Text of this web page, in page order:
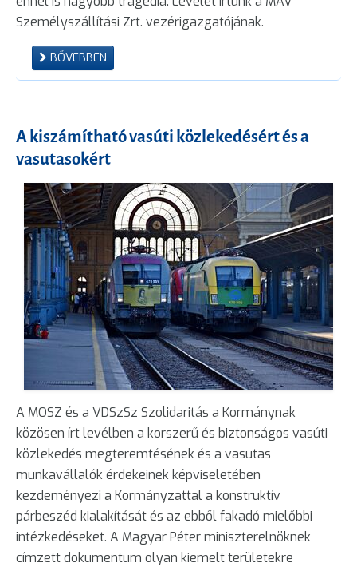
Személyszállítási Zrt. vezérigazgatójának.
BŐVEBBEN
A kiszámítható vasúti közlekedésért és a
vasutasokért
A MOSZ és a VDSzSz Szolidaritás a Kormánynak
közösen írt levélben a korszerű és biztonságos vasúti
közlekedés megteremtésének és a vasutas
munkavállalók érdekeinek képviseletében
kezdeményezi a Kormányzattal a konstruktív
párbeszéd kialakítását és az ebből fakadó mielőbbi
intézkedéseket. A Magyar Péter miniszterelnöknek
címzett dokumentum olyan kiemelt területekre